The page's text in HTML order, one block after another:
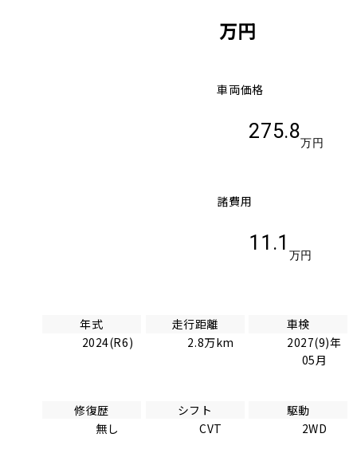
万円
車両価格
275.8
万円
諸費用
11.1
万円
年式
2024(R6)
走行距離
2.8万km
車検
2027(9)年
05月
修復歴
無し
シフト
CVT
駆動
2WD